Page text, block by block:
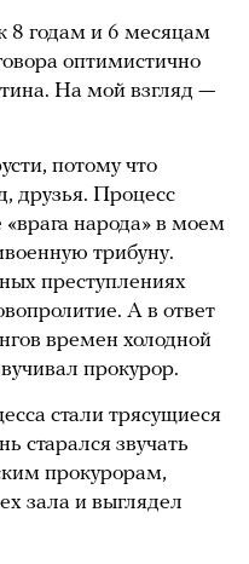
8 годам и 6 месяцам
оптимистично
На мой взгляд —
потому что
друзья. Процесс
народа» в моем
трибуну.
преступлениях
А в ответ
времен холодной
прокурор.
стали трясущиеся
старался звучать
прокурорам,
зала и выглядел